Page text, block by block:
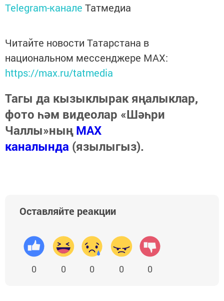
Telegram-канале Татмедиа
Читайте новости Татарстана в
национальном мессенджере MАХ:
https://max.ru/tatmedia
Тагы да кызыклырак яңалыклар,
фото һәм видеолар «Шәһри
Чаллы»ныңMAX
каналында (язылыгыз).
Оставляйте реакции
0 0 0 0 0